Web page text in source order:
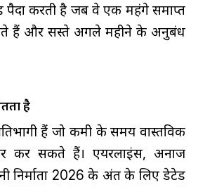
पैदा करती है जब वे एक महंगे समाप्त
हैं और सस्ते अगले महीने के अनुबंध
है
हैं जो कमी के समय वास्तविक
कर सकते हैं। एयरलाइंस, अनाज
निर्माता 2026 के अंत के लिए डेटेड